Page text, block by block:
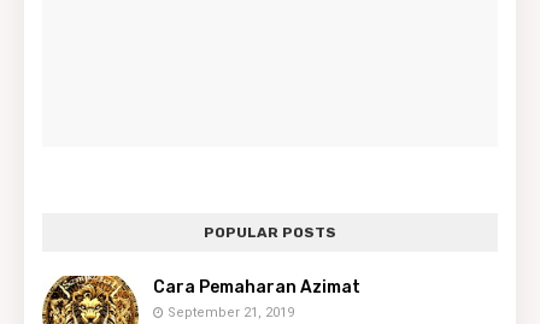
POPULAR POSTS
Cara Pemaharan Azimat
September 21, 2019